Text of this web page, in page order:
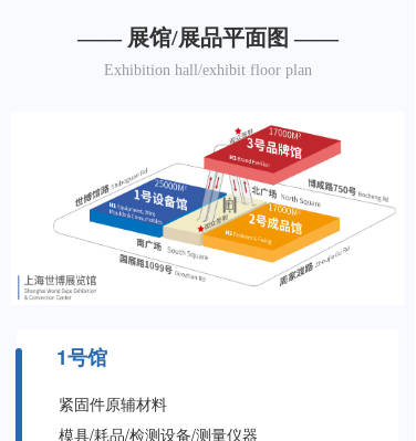
—— 展馆/展品平面图 ——
Exhibition hall/exhibit floor plan
1号馆
紧固件原辅材料
模具/耗品/检测设备/测量仪器